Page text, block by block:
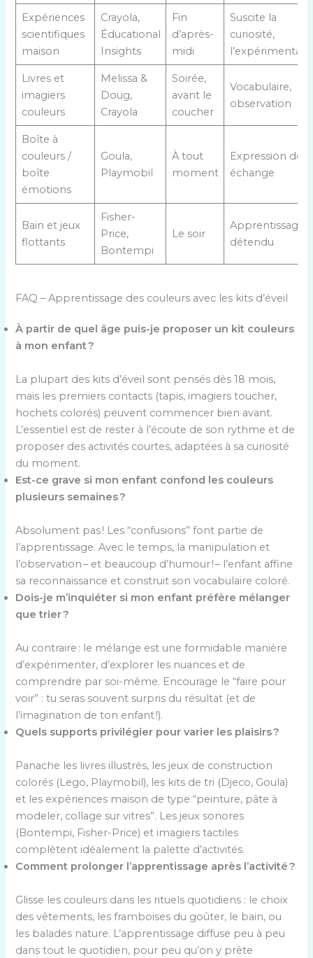
Expériences
scientifiques
maison
Crayola,
Éducational
Insights
Fin
d’après-
midi
Suscite la
curiosité,
Livres et
imagiers
couleurs
Melissa &
Doug,
Crayola
Soirée,
avant le
coucher
Vocabulaire,
observation
Boîte à
couleurs /
boîte
émotions
Goula,
Playmobil
À tout
moment
Expression de
échange
Bain et jeux
flottants
Fisher-
Price,
Bontempi
Le soir
Apprentissage
détendu
FAQ – Apprentissage des couleurs avec les kits d’éveil
À partir de quel âge puis-je proposer un kit couleurs
à mon enfant ?
La plupart des kits d’éveil sont pensés dès 18 mois,
mais les premiers contacts (tapis, imagiers toucher,
hochets colorés) peuvent commencer bien avant.
L’essentiel est de rester à l’écoute de son rythme et de
proposer des activités courtes, adaptées à sa curiosité
du moment.
Est-ce grave si mon enfant confond les couleurs
plusieurs semaines ?
Absolument pas ! Les “confusions” font partie de
l’apprentissage. Avec le temps, la manipulation et
l’observation – et beaucoup d’humour ! – l’enfant affine
sa reconnaissance et construit son vocabulaire coloré.
Dois-je m’inquiéter si mon enfant préfère mélanger
que trier ?
Au contraire : le mélange est une formidable manière
d’expérimenter, d’explorer les nuances et de
comprendre par soi-même. Encourage le “faire pour
voir” : tu seras souvent surpris du résultat (et de
l’imagination de ton enfant !).
Quels supports privilégier pour varier les plaisirs ?
Panache les livres illustrés, les jeux de construction
colorés (Lego, Playmobil), les kits de tri (Djeco, Goula)
et les expériences maison de type “peinture, pâte à
modeler, collage sur vitres”. Les jeux sonores
(Bontempi, Fisher-Price) et imagiers tactiles
complètent idéalement la palette d’activités.
Comment prolonger l’apprentissage après l’activité ?
Glisse les couleurs dans les rituels quotidiens : le choix
des vêtements, les framboises du goûter, le bain, ou
les balades nature. L’apprentissage diffuse peu à peu
dans tout le quotidien, pour peu qu’on y prête